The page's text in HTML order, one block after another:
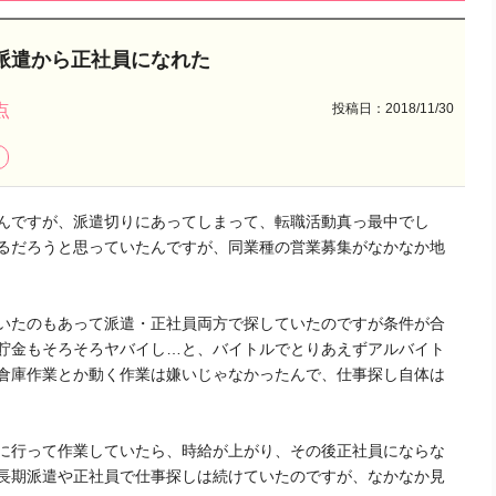
遣から正社員になれた
投稿日：2018/11/30
ですが、派遣切りにあってしまって、転職活動真っ最中でし
だろうと思っていたんですが、同業種の営業募集がなかなか地
たのもあって派遣・正社員両方で探していたのですが条件が合
金もそろそろヤバイし…と、バイトルでとりあえずアルバイト
庫作業とか動く作業は嫌いじゃなかったんで、仕事探し自体は
行って作業していたら、時給が上がり、その後正社員にならな
期派遣や正社員で仕事探しは続けていたのですが、なかなか見